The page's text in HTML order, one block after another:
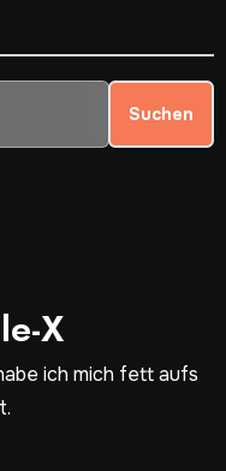
Suchen
X
ich mich fett aufs